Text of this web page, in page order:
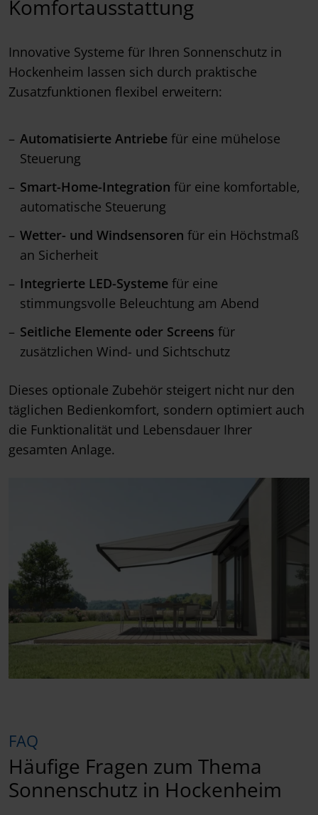
Komfortausstattung
Innovative Systeme für Ihren Sonnenschutz in
Hockenheim lassen sich durch praktische
Zusatzfunktionen flexibel erweitern:
Automatisierte Antriebe für eine mühelose
Steuerung
Smart-Home-Integration für eine komfortable,
automatische Steuerung
Wetter- und Windsensoren für ein Höchstmaß
an Sicherheit
Integrierte LED-Systeme für eine
stimmungsvolle Beleuchtung am Abend
Seitliche Elemente oder Screens für
zusätzlichen Wind- und Sichtschutz
Dieses optionale Zubehör steigert nicht nur den
täglichen Bedienkomfort, sondern optimiert auch
die Funktionalität und Lebensdauer Ihrer
gesamten Anlage.
FAQ
Häufige Fragen zum Thema
Sonnenschutz in Hockenheim